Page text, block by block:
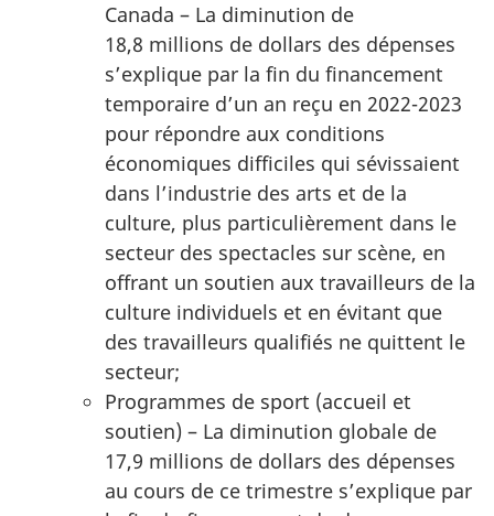
Canada – La diminution de
18,8 millions de dollars des dépenses
s’explique par la fin du financement
temporaire d’un an reçu en 2022-2023
pour répondre aux conditions
économiques difficiles qui sévissaient
dans l’industrie des arts et de la
culture, plus particulièrement dans le
secteur des spectacles sur scène, en
offrant un soutien aux travailleurs de la
culture individuels et en évitant que
des travailleurs qualifiés ne quittent le
secteur;
Programmes de sport (accueil et
soutien) – La diminution globale de
17,9 millions de dollars des dépenses
au cours de ce trimestre s’explique par